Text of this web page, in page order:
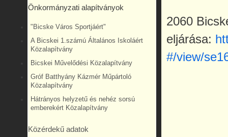
Önkormányzati alapítványok
"Bicske Város Sportjáért"
A Bicskei 1.számú Általános Iskoláért
Közalapítvány
Bicskei Művelődési Közalapítvány
Gróf Batthyány Kázmér Műpártoló
Közalapítvány
Hátrányos helyzetű és nehéz sorsú
emberekért Közalapítvány
Közérdekű adatok
2060
eljárása:
#/view/